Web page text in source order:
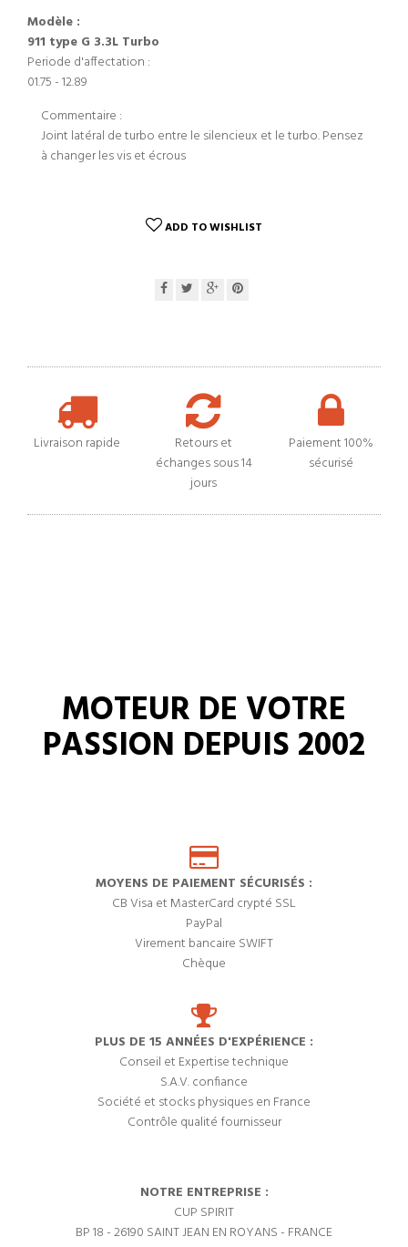
Modèle :
911 type G 3.3L Turbo
Periode d'affectation :
01.75 - 12.89
Commentaire :
Joint latéral de turbo entre le silencieux et le turbo. Pensez
à changer les vis et écrous
ADD TO WISHLIST
Livraison rapide
Retours et
échanges sous 14
jours
Paiement 100%
sécurisé
MOTEUR DE VOTRE
PASSION DEPUIS 2002
MOYENS DE PAIEMENT SÉCURISÉS :
CB Visa et MasterCard crypté SSL
PayPal
Virement bancaire SWIFT
Chèque
PLUS DE 15 ANNÉES D'EXPÉRIENCE :
Conseil et Expertise technique
S.A.V. confiance
Société et stocks physiques en France
Contrôle qualité fournisseur
NOTRE ENTREPRISE :
CUP SPIRIT
BP 18 - 26190 SAINT JEAN EN ROYANS - FRANCE